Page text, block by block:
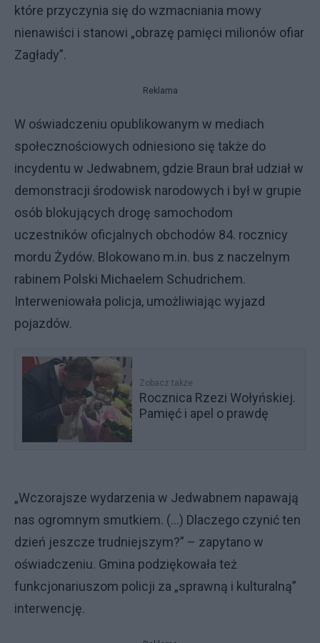
które przyczynia się do wzmacniania mowy
nienawiści i stanowi „obrazę pamięci milionów ofiar
Zagłady”.
Reklama
W oświadczeniu opublikowanym w mediach
społecznościowych odniesiono się także do
incydentu w Jedwabnem, gdzie Braun brał udział w
demonstracji środowisk narodowych i był w grupie
osób blokujących drogę samochodom
uczestników oficjalnych obchodów 84. rocznicy
mordu Żydów. Blokowano m.in. bus z naczelnym
rabinem Polski Michaelem Schudrichem.
Interweniowała policja, umożliwiając wyjazd
pojazdów.
Zobacz także
Rocznica Rzezi Wołyńskiej.
Pamięć i apel o prawdę
„Wczorajsze wydarzenia w Jedwabnem napawają
nas ogromnym smutkiem. (…) Dlaczego czynić ten
dzień jeszcze trudniejszym?” – zapytano w
oświadczeniu. Gmina podziękowała też
funkcjonariuszom policji za „sprawną i kulturalną”
interwencję.